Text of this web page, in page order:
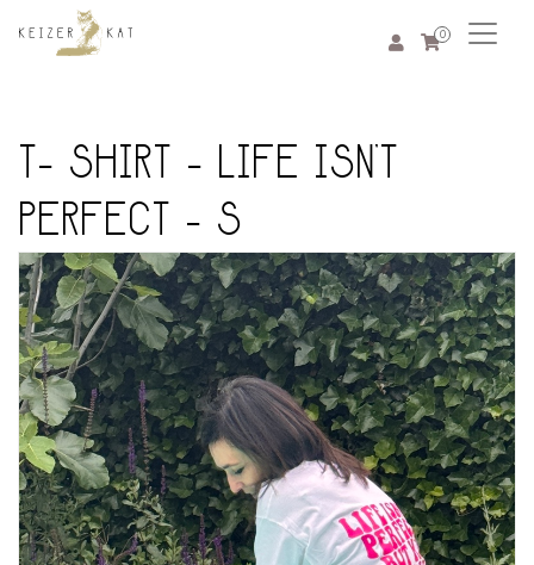
0
T- SHIRT - LIFE ISN’T
PERFECT - S